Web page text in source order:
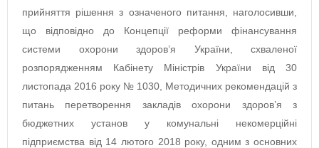
прийняття рішення з означеного питання, наголосивши,
що відповідно до Концепції реформи фінансування
системи охорони здоров’я України, схваленої
розпорядженням Кабінету Міністрів України від 30
листопада 2016 року № 1030, Методичних рекомендацій з
питань перетворення закладів охорони здоров’я з
бюджетних установ у комунальні некомерційні
підприємства від 14 лютого 2018 року, одним з основних